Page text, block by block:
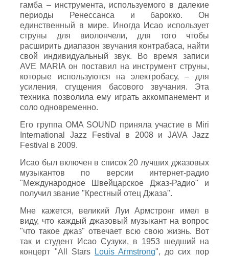
гамба – инструмента, используемого в далекие
периоды Ренессанса и барокко. Он
единственный в мире. Иногда Исао использует
струны для виолончели, для того чтобы
расширить диапазон звучания контрабаса, найти
свой индивидуальный звук. Во время записи
AVE MARIA он поставил на инструмент струны,
которые используются на электробасу, – для
усиления, сгущения басового звучания. Эта
техника позволила ему играть аккомпанемент и
соло одновременно.
Его группа OMA SOUND приняла участие в Miri
International Jazz Festival в 2008 и JAVA Jazz
Festival в 2009.
Исао был включен в список 20 лучших джазовых
музыкантов по версии интернет-радио
"Международное Швейцарское Джаз-Радио" и
получил звание "Крестный отец Джаза".
Мне кажется, великий Луи Армстронг имел в
виду, что каждый джазовый музыкант на вопрос
"что такое джаз" отвечает всю свою жизнь. Вот
так и студент Исао Сузуки, в 1953 шедший на
концерт "All Stars
Louis Armstrong", до сих пор